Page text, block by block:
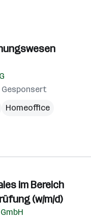
Gesponsert
Homeoffice
im Bereich
(w/m/d)